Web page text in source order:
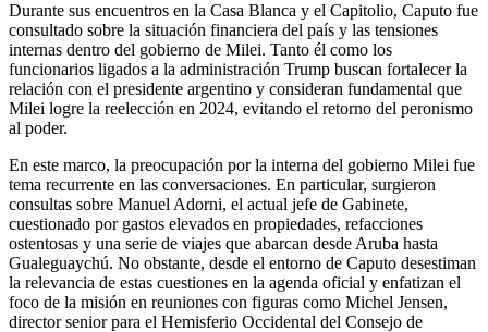
Durante sus encuentros en la Casa Blanca y el Capitolio, Caputo fue
consultado sobre la situación financiera del país y las tensiones
internas dentro del gobierno de Milei. Tanto él como los
funcionarios ligados a la administración Trump buscan fortalecer la
relación con el presidente argentino y consideran fundamental que
Milei logre la reelección en 2024, evitando el retorno del peronismo
al poder.
En este marco, la preocupación por la interna del gobierno Milei fue
tema recurrente en las conversaciones. En particular, surgieron
consultas sobre Manuel Adorni, el actual jefe de Gabinete,
cuestionado por gastos elevados en propiedades, refacciones
ostentosas y una serie de viajes que abarcan desde Aruba hasta
Gualeguaychú. No obstante, desde el entorno de Caputo desestiman
la relevancia de estas cuestiones en la agenda oficial y enfatizan el
foco de la misión en reuniones con figuras como Michel Jensen,
director senior para el Hemisferio Occidental del Consejo de